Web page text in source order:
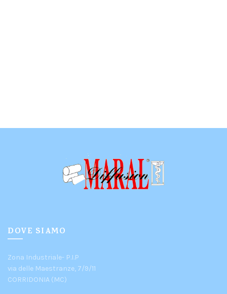
DOVE SIAMO
Zona Industriale- P.I.P
via delle Maestranze, 7/9/11
CORRIDONIA (MC)